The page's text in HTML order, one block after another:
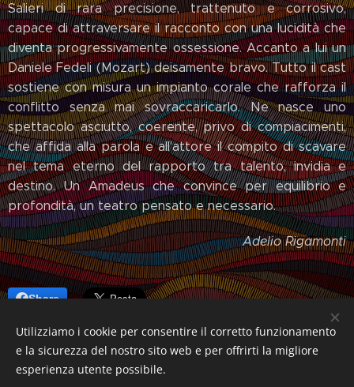
Salieri di rara precisione, trattenuto e corrosivo,
capace di attraversare il racconto con una lucidità che
diventa progressivamente ossessione. Accanto a lui un
Daniele Fedeli (Mozart) deisamente bravo. Tutto il cast
sostiene con misura un impianto corale che rafforza il
conflitto senza mai sovraccaricarlo. Ne nasce uno
spettacolo asciutto, coerente, privo di compiacimenti,
che affida alla parola e all'attore il compito di scavare
nel tema eterno del rapporto tra talento, invidia e
destino. Un Amadeus che convince per equilibrio e
profondità, un teatro pensato e necessario.
Adelio Rigamonti
Share
Utilizziamo i cookie per consentire il corretto funzionamento
e la sicurezza del nostro sito web e per offrirti la migliore
esperienza utente possibile.